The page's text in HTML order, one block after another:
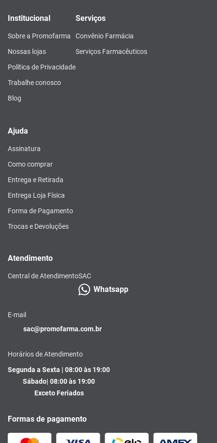
Institucional
Sobre a Promofarma
Nossas lojas
Política de Privacidade
Trabalhe conosco
Blog
Serviços
Convênio Farmácia
Serviços Farmacêuticos
Ajuda
Assinatura
Como comprar
Entrega e Retirada
Entrega Loja Física
Forma de Pagamento
Trocas e Devoluções
Atendimento
Central de AtendimentoSAC
Whatsapp
E-mail
sac@promofarma.com.br
Horários de Atendimento
Segunda a Sexta | 08:00 às 19:00
Sábado| 08:00 às 19:00
Exceto Feriados
Formas de pagamento